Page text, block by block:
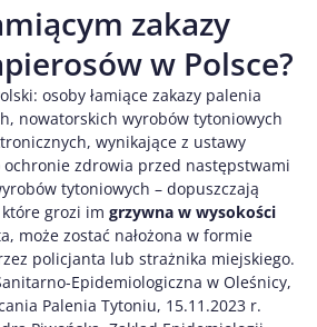
zakazy
w Polsce?
osoby łamiące zakazy palenia
nowatorskich wyrobów tytoniowych
wynikające z ustawy
ochronie zdrowia przed następstwami
tytoniowych – dopuszczają
które grozi im grzywna w wysokości
może zostać nałożona w formie
policjanta lub strażnika miejskiego.
Epidemiologiczna w Oleśnicy,
Palenia Tytoniu, 15.11.2023 r.